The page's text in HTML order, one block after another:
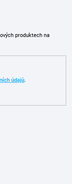
produktech na
údajů.